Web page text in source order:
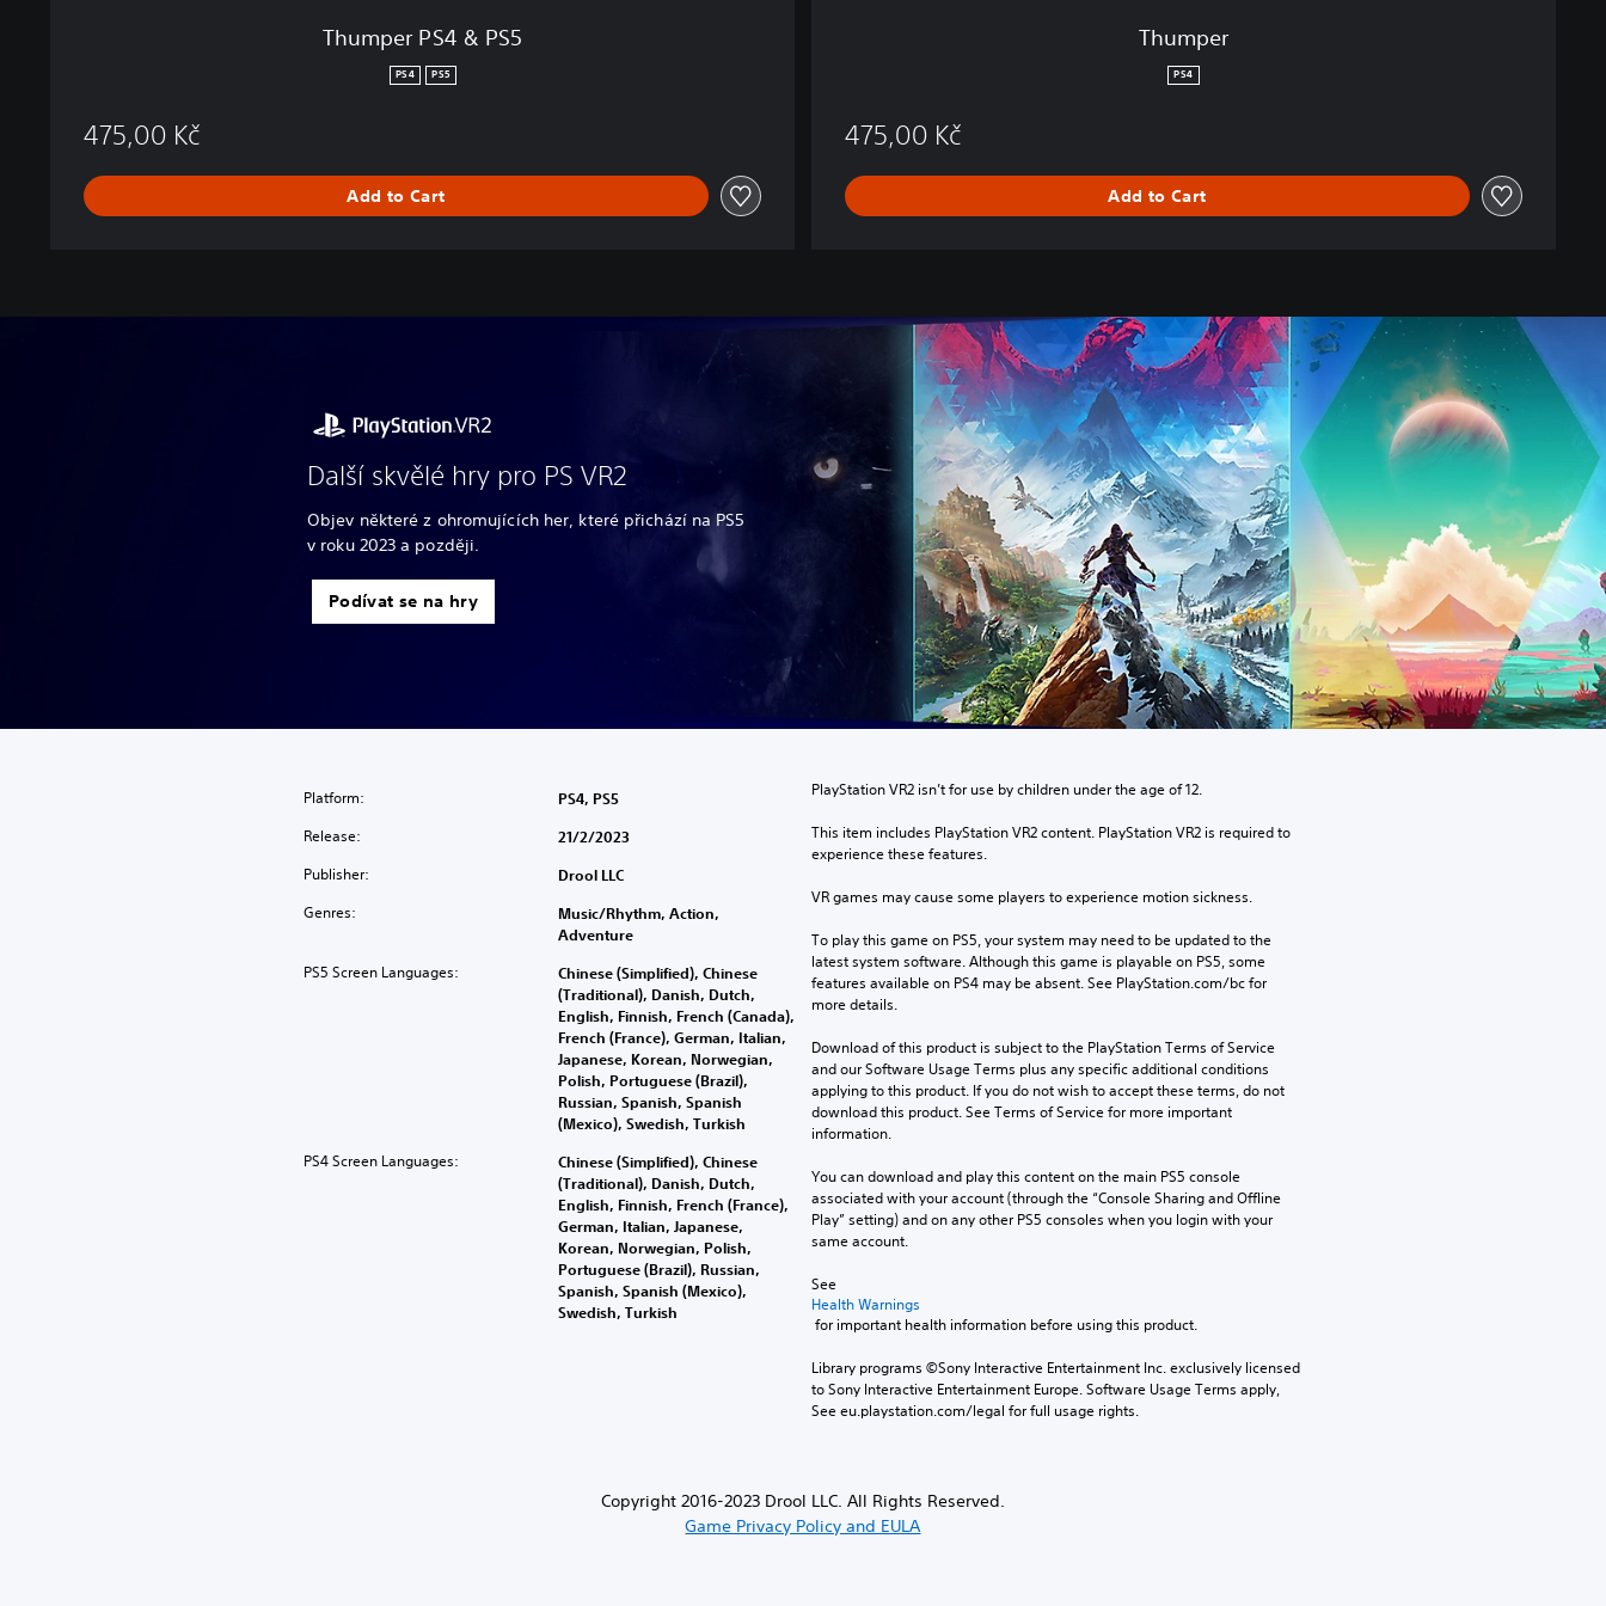
Thumper PS4 & PS5
PS4 PS5
475,00 Kč
Add to Cart
Thumper
PS4
475,00 Kč
Add to Cart
Další skvělé hry pro PS VR2
Objev některé z ohromujících her, které přichází na PS5
v roku 2023 a později.
Podívat se na hry
Platform: PS4, PS5
Release: 21/2/2023
Publisher: Drool LLC
Genres:
Music/Rhythm, Action,
Adventure
PS5 Screen Languages:
Chinese (Simplified), Chinese
(Traditional), Danish, Dutch,
English, Finnish, French (Canada),
French (France), German, Italian,
Japanese, Korean, Norwegian,
Polish, Portuguese (Brazil),
Russian, Spanish, Spanish
(Mexico), Swedish, Turkish
PS4 Screen Languages:
Chinese (Simplified), Chinese
(Traditional), Danish, Dutch,
English, Finnish, French (France),
German, Italian, Japanese,
Korean, Norwegian, Polish,
Portuguese (Brazil), Russian,
Spanish, Spanish (Mexico),
Swedish, Turkish
PlayStation VR2 isn’t for use by children under the age of 12.
This item includes PlayStation VR2 content. PlayStation VR2 is required to
experience these features.
VR games may cause some players to experience motion sickness.
To play this game on PS5, your system may need to be updated to the
latest system software. Although this game is playable on PS5, some
features available on PS4 may be absent. See PlayStation.com/bc for
more details.
Download of this product is subject to the PlayStation Terms of Service
and our Software Usage Terms plus any specific additional conditions
applying to this product. If you do not wish to accept these terms, do not
download this product. See Terms of Service for more important
information.
You can download and play this content on the main PS5 console
associated with your account (through the “Console Sharing and Offline
Play” setting) and on any other PS5 consoles when you login with your
same account.
See
Health Warnings
for important health information before using this product.
Library programs ©Sony Interactive Entertainment Inc. exclusively licensed
to Sony Interactive Entertainment Europe. Software Usage Terms apply,
See eu.playstation.com/legal for full usage rights.
Copyright 2016-2023 Drool LLC. All Rights Reserved.
Game Privacy Policy and EULA